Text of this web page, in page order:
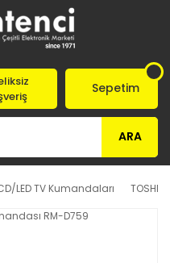
ARA
Sepetim
LED TV Kumandaları